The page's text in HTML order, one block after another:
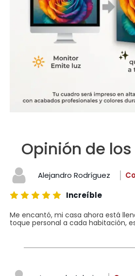
Opinión de
Alejandro Rodríguez
Increíble
Me encantó, mi casa ahora está
toque personal a cada habitación,